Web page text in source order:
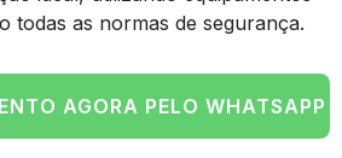
todas as normas de segurança.
AGORA PELO WHATSAPP